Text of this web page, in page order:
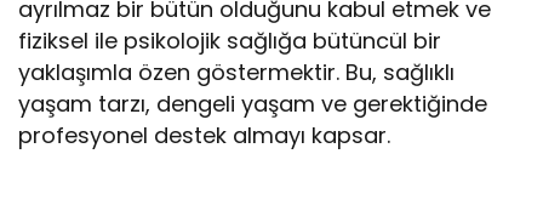
ayrılmaz bir bütün olduğunu kabul etmek ve
fiziksel ile psikolojik sağlığa bütüncül bir
yaklaşımla özen göstermektir. Bu, sağlıklı
yaşam tarzı, dengeli yaşam ve gerektiğinde
profesyonel destek almayı kapsar.